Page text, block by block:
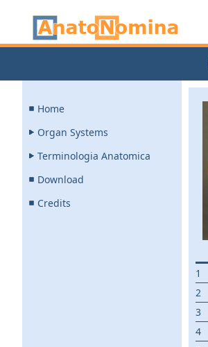
Home
Organ Systems
Terminologia Anatomica
Download
Credits
1
2
3
4